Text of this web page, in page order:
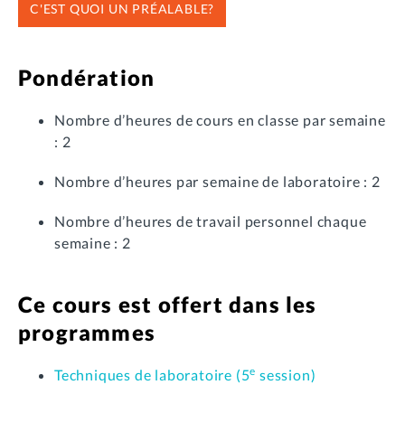
C'EST QUOI UN PRÉALABLE?
Pondération
Nombre d’heures de cours en classe par semaine
: 2
Nombre d’heures par semaine de laboratoire : 2
Nombre d’heures de travail personnel chaque
semaine : 2
Ce cours est offert dans les
programmes
Techniques de laboratoire (5e session)